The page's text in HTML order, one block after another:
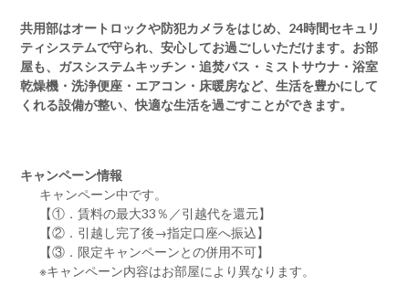
共用部はオートロックや防犯カメラをはじめ、24時間セキュリ
ティシステムで守られ、安心してお過ごしいただけます。お部
屋も、ガスシステムキッチン・追焚バス・ミストサウナ・浴室
乾燥機・洗浄便座・エアコン・床暖房など、生活を豊かにして
くれる設備が整い、快適な生活を過ごすことができます。
キャンペーン情報
キャンペーン中です。
【①．賃料の最大33％／引越代を還元】
【②．引越し完了後→指定口座へ振込】
【③．限定キャンペーンとの併用不可】
※キャンペーン内容はお部屋により異なります。